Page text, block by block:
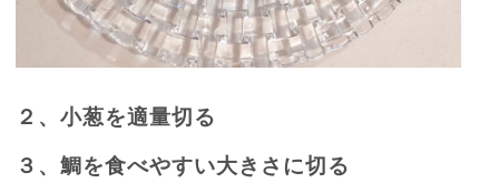
２、小葱を適量切る
３、鯛を食べやすい大きさに切る